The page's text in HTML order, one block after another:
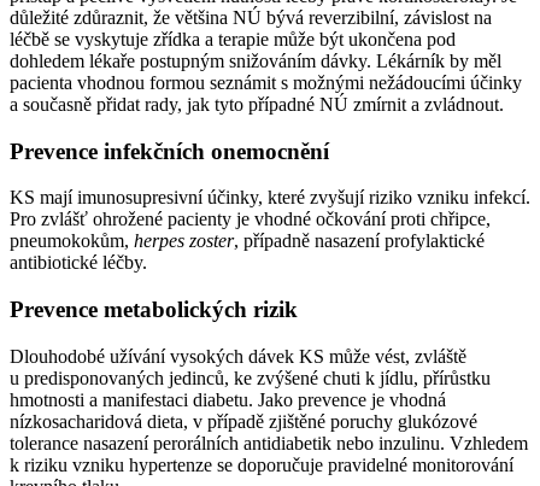
důležité zdůraznit, že většina NÚ bývá reverzibilní, závislost na
léčbě se vyskytuje zřídka a terapie může být ukončena pod
dohledem lékaře postupným snižováním dávky. Lékárník by měl
pacienta vhodnou formou seznámit s možnými nežádoucími účinky
a současně přidat rady, jak tyto případné NÚ zmírnit a zvládnout.
Prevence infekčních onemocnění
KS mají imunosupresivní účinky, které zvyšují riziko vzniku infekcí.
Pro zvlášť ohrožené pacienty je vhodné očkování proti chřipce,
pneumokokům, herpes zoster, případně nasazení profylaktické
antibiotické léčby.
Prevence metabolických rizik
Dlouhodobé užívání vysokých dávek KS může vést, zvláště
u predisponovaných jedinců, ke zvýšené chuti k jídlu, přírůstku
hmotnosti a manifestaci diabetu. Jako prevence je vhodná
nízkosacharidová dieta, v případě zjištěné poruchy glukózové
tolerance nasazení perorálních antidiabetik nebo inzulinu. Vzhledem
k riziku vzniku hypertenze se doporučuje pravidelné monitorování